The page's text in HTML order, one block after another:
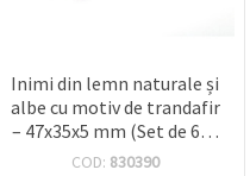
Inimi din lemn naturale și
albe cu motiv de trandafir
– 47x35x5 mm (Set de 6) –
perfecte pentru hobby
COD: 830390